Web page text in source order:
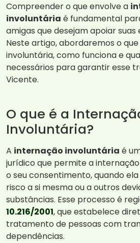
Compreender o que envolve a
involuntária é fundamental
amigas que desejam apoiar suas
Neste artigo, abordaremos o
involuntária, como funciona e
necessários para garantir esse
Vicente.
O que é a
Involuntária?
A internação involuntária é
jurídico que permite a
o seu consentimento, quando
risco a si mesma ou a outros
substâncias. Esse processo é
10.216/2001, que estabelece
tratamento de pessoas com
dependências.